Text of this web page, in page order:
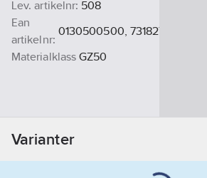
Lev. artikelnr: 508
Ean
artikelnr:
0130500500, 7318275005006
Materialklass GZ50
Varianter